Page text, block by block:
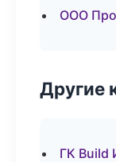
ООО
Другие
ГК Build